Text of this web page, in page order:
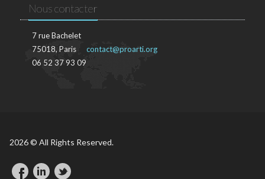
Nous contacter
7 rue Bachelet
75018, Paris
06 52 37 93 09
contact@proarti.org
2026 © All Rights Reserved.